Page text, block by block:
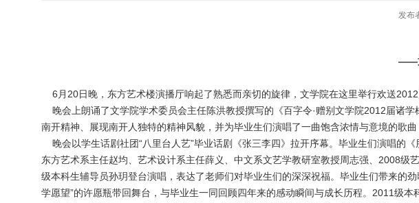
发布
——
6月20日晚，东方艺术楼演播厅响起了熟悉而亲切的旋律，文学院在这里举行欢送
晚会上朗诵了文学院学术委员会主任陈洪教授撰写的《百字令·赠别文学院2012届诸
南开精神、展现南开人独特的精神风貌，并为毕业生们演唱了一曲饱含浓情与意境的歌曲
晚会以学生话剧社团“八里台人艺”毕业话剧《张三李四》拉开序幕。毕业生们演唱的
东方艺术系主任赵均、艺术设计系主任薛义、中文系文艺学教研室教授周志强、2008
级本科生辅导员孙玥登台演唱，表达了老师们对毕业生们的深深祝福。毕业生们带来的
学愿望”的许愿瓶带回舞台，与毕业生一同回顾四年来的感动瞬间与成长历程。2011级